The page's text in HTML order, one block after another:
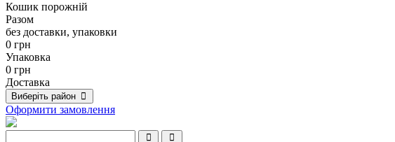
Кошик порожній
Разом
без доставки, упаковки
0 грн
Упаковка
0 грн
Доставка
Виберіть район
Оформити замовлення